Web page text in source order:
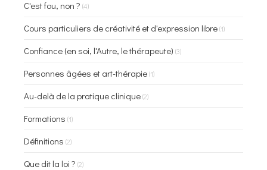
C'est fou, non ? (4)
Cours particuliers de créativité et d'expression libre(1)
Confiance (en soi, l'Autre, le thérapeute) (3)
Personnes âgées et art-thérapie(1)
Au-delà de la pratique clinique(2)
Formations (1)
Définitions (2)
Que dit la loi ? (2)